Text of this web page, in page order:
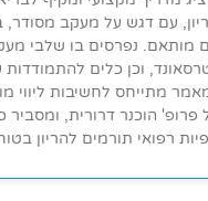
עם דגש על מעקב מסודר,
מותאם. נפרסים בו שלבי
וכן כלים להתמודדות
מתייחס לחשיבות ליווי
הוכנר דרורית, ומסביר
רפואי תורמים להריון